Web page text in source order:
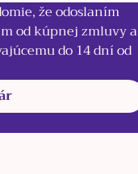
že odoslaním
od kúpnej zmluvy a
do 14 dní od